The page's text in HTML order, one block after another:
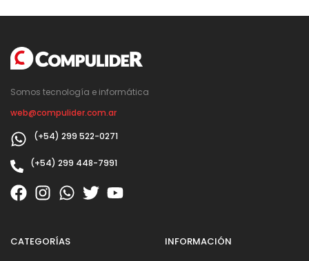
Somos tecnología e informática
web@compulider.com.ar
(+54) 299 522-0271
(+54) 299 448-7991
CATEGORÍAS INFORMACIÓN